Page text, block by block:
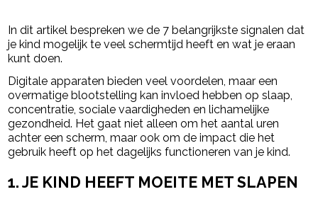
In dit artikel bespreken we de 7 belangrijkste signalen dat
je kind mogelijk te veel schermtijd heeft en wat je eraan
kunt doen.
Digitale apparaten bieden veel voordelen, maar een
overmatige blootstelling kan invloed hebben op slaap,
concentratie, sociale vaardigheden en lichamelijke
gezondheid. Het gaat niet alleen om het aantal uren
achter een scherm, maar ook om de impact die het
gebruik heeft op het dagelijks functioneren van je kind.
1. JE KIND HEEFT MOEITE MET SLAPEN